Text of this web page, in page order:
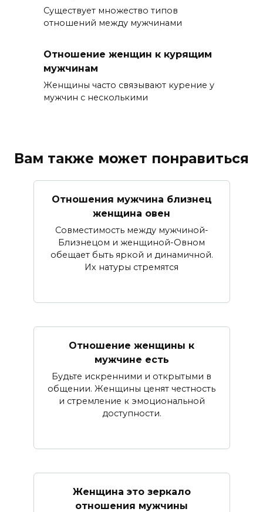
Существует множество типов
отношений между мужчинами
Отношение женщин к курящим
мужчинам
Женщины часто связывают курение у
мужчин с несколькими
Вам также может понравиться
Отношения мужчина близнец
женщина овен
Совместимость между мужчиной-
Близнецом и женщиной-Овном
обещает быть яркой и динамичной.
Их натуры стремятся
Отношение женщины к
мужчине есть
Будьте искренними и открытыми в
общении. Женщины ценят честность
и стремление к эмоциональной
доступности.
Женщина это зеркало
отношения мужчины